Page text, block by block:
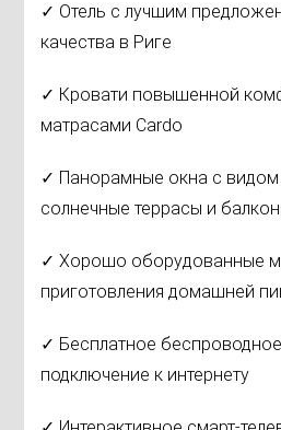
✓ Отель с лучшим
качества в Риге
✓ Кровати повышенной
матрасами Cardo
✓ Панорамные окна с видом
солнечные террасы и
✓ Хорошо оборудованные
приготовления домашней
✓ Бесплатное
подключение к интернету